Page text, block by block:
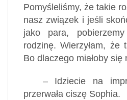
Pomyśleliśmy, że takie
nasz związek i jeśli
jako para,
rodzinę. Wierzyłam, że
Bo dlaczego miałoby się
– Idziecie na
przerwała ciszę Sophia.